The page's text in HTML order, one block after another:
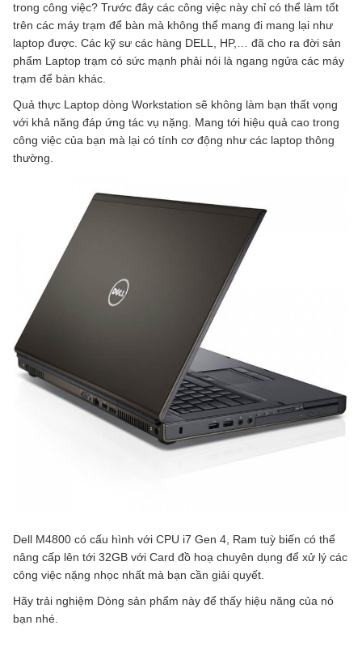
trong công việc? Trước đây các công việc này chỉ có thể làm tốt
trên các máy trạm để bàn mà không thể mang đi mang lại như
laptop được. Các kỹ sư các hàng DELL, HP,… đã cho ra đời sản
phẩm Laptop trạm có sức mạnh phải nói là ngang ngửa các máy
trạm để bàn khác.
Quả thực Laptop dòng Workstation sẽ không làm bạn thất vọng
với khả năng đáp ứng tác vụ nặng. Mang tới hiệu quả cao trong
công việc của bạn mà lại có tính cơ động như các laptop thông
thường.
Dell M4800 có cấu hình với CPU i7 Gen 4, Ram tuỳ biến có thể
nâng cấp lên tới 32GB với Card đồ hoạ chuyên dụng để xử lý các
công việc nặng nhọc nhất mà bạn cần giải quyết.
Hãy trải nghiệm Dòng sản phẩm này để thấy hiệu năng của nó
bạn nhé.